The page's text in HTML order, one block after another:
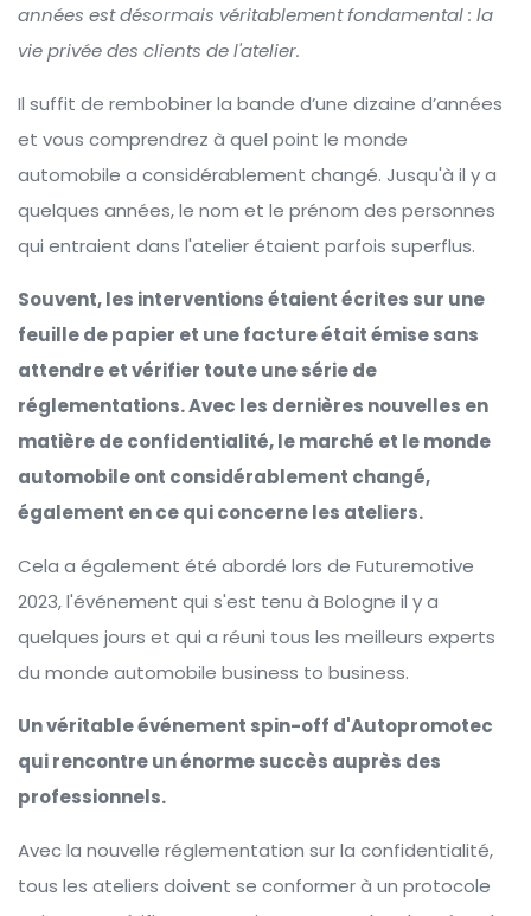
années est désormais véritablement fondamental : la
vie privée des clients de l'atelier.
Il suffit de rembobiner la bande d’une dizaine d’années
et vous comprendrez à quel point le monde
automobile a considérablement changé. Jusqu'à il y a
quelques années, le nom et le prénom des personnes
qui entraient dans l'atelier étaient parfois superflus.
Souvent, les interventions étaient écrites sur une
feuille de papier et une facture était émise sans
attendre et vérifier toute une série de
réglementations. Avec les dernières nouvelles en
matière de confidentialité, le marché et le monde
automobile ont considérablement changé,
également en ce qui concerne les ateliers.
Cela a également été abordé lors de Futuremotive
2023, l'événement qui s'est tenu à Bologne il y a
quelques jours et qui a réuni tous les meilleurs experts
du monde automobile business to business.
Un véritable événement spin-off d'Autopromotec
qui rencontre un énorme succès auprès des
professionnels.
Avec la nouvelle réglementation sur la confidentialité,
tous les ateliers doivent se conformer à un protocole